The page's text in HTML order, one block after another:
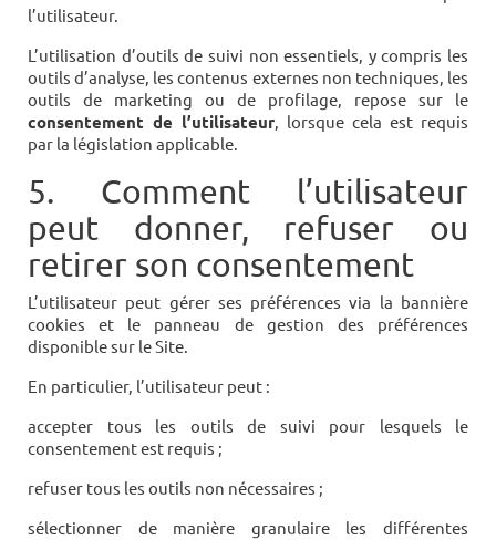
l’utilisateur.
L’utilisation d’outils de suivi non essentiels, y compris les
outils d’analyse, les contenus externes non techniques, les
outils de marketing ou de profilage, repose sur le
consentement de l’utilisateur, lorsque cela est requis
par la législation applicable.
5. Comment l’utilisateur
peut donner, refuser ou
retirer son consentement
L’utilisateur peut gérer ses préférences via la bannière
cookies et le panneau de gestion des préférences
disponible sur le Site.
En particulier, l’utilisateur peut :
accepter tous les outils de suivi pour lesquels le
consentement est requis ;
refuser tous les outils non nécessaires ;
sélectionner de manière granulaire les différentes